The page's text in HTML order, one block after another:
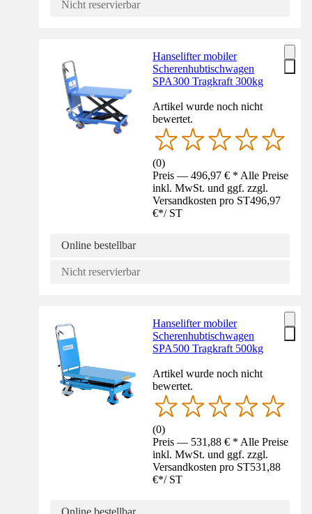
Nicht reservierbar
Hanselifter mobiler
Scherenhubtischwagen
SPA300 Tragkraft 300kg
Artikel wurde noch nicht
bewertet.
(0)
Preis — 496,97 € * Alle Preise
inkl. MwSt. und ggf. zzgl.
Versandkosten pro ST496,97
€*/ ST
Online bestellbar
Nicht reservierbar
Hanselifter mobiler
Scherenhubtischwagen
SPA500 Tragkraft 500kg
Artikel wurde noch nicht
bewertet.
(0)
Preis — 531,88 € * Alle Preise
inkl. MwSt. und ggf. zzgl.
Versandkosten pro ST531,88
€*/ ST